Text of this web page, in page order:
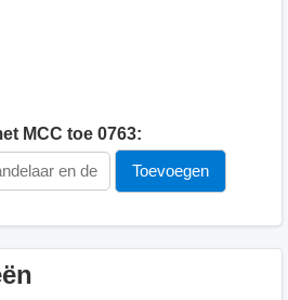
MCC toe 0763: